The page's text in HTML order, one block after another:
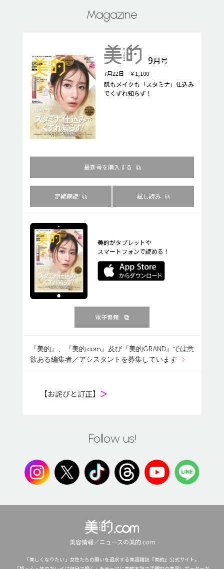
Magazine
9月号
7月22日 ￥1,100
肌もメイクも「スタミナ」仕込み
でくずれ知らず！
最新号を購入する
定期購読 試し読み
美的がタブレットや
スマートフォンで読める！
電子書籍
『美的』、『美的.com』及び『美的GRAND』では意
欲ある編集者／アシスタントを募集しています
【お詫びと訂正】 ＞
Follow us!
美容情報／ニュースの美的.com
「美しくなりたい」女性たちの願いを追求する美容雑誌『美的』公式サイト。